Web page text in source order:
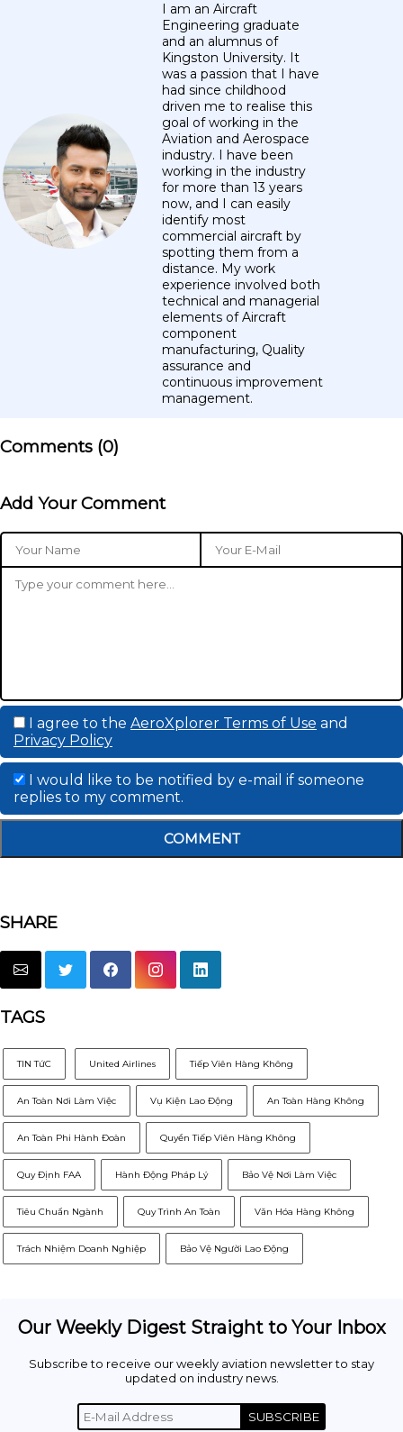
I am an Aircraft
Engineering graduate
and an alumnus of
Kingston University. It
was a passion that I have
had since childhood
driven me to realise this
goal of working in the
Aviation and Aerospace
industry. I have been
working in the industry
for more than 13 years
now, and I can easily
identify most
commercial aircraft by
spotting them from a
distance. My work
experience involved both
technical and managerial
elements of Aircraft
component
manufacturing, Quality
assurance and
continuous improvement
management.
Comments (0)
Add Your Comment
I agree to the AeroXplorer Terms of Use and
Privacy Policy
I would like to be notified by e-mail if someone
replies to my comment.
COMMENT
SHARE
TAGS
TIN TứC United Airlines Tiếp Viên Hàng Không
An Toàn Nơi Làm Việc Vụ Kiện Lao Động An Toàn Hàng Không
An Toàn Phi Hành Đoàn Quyền Tiếp Viên Hàng Không
Quy Định FAA Hành Động Pháp Lý Bảo Vệ Nơi Làm Việc
Tiêu Chuẩn Ngành Quy Trình An Toàn Văn Hóa Hàng Không
Trách Nhiệm Doanh Nghiệp Bảo Vệ Người Lao Động
Our Weekly Digest Straight to Your Inbox
Subscribe to receive our weekly aviation newsletter to stay
updated on industry news.
SUBSCRIBE